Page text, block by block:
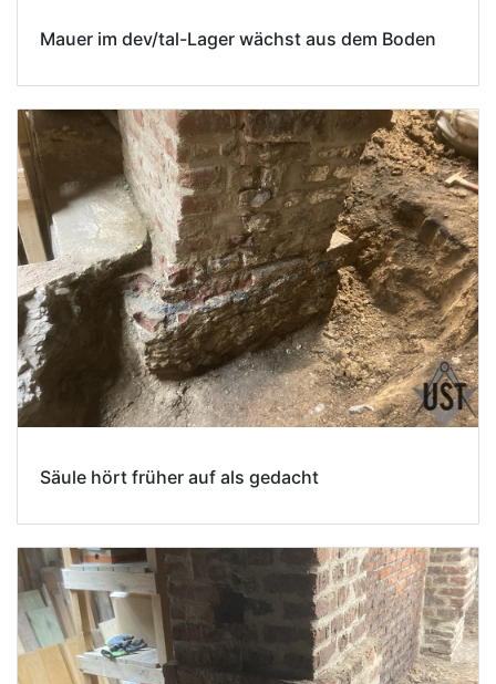
Mauer im dev/tal-Lager wächst aus dem Boden
Säule hört früher auf als gedacht